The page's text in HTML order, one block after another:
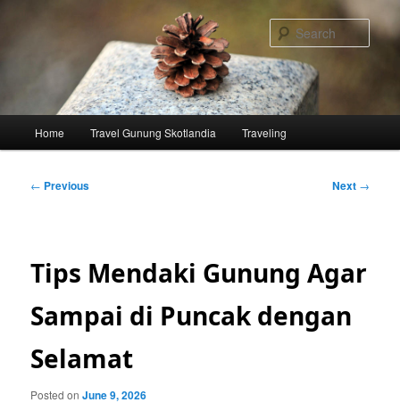
Home Travel Gunung Skotlandia Traveling
Post
← Previous Next →
Tips Mendaki Gunung Agar
Sampai di Puncak dengan
Selamat
Posted onJune 9, 2026